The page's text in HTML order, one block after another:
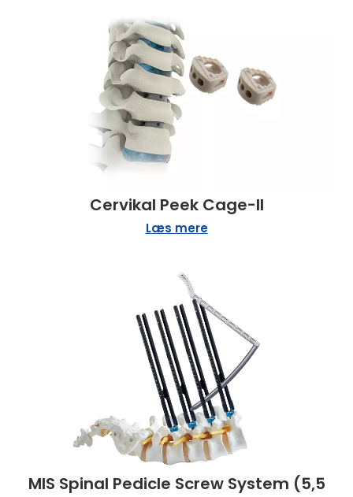
Cervikal Peek Cage-II
Læs mere
MIS Spinal Pedicle Screw System (5,5